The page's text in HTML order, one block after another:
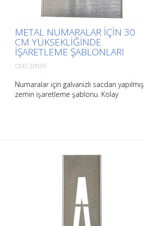
METAL NUMARALAR IÇIN 30
CM YÜKSEKLIĞINDE
IŞARETLEME ŞABLONLARI
CMC-DN30
Numaralar için galvanizli sacdan yapılmış
zemin işaretleme şablonu. Kolay